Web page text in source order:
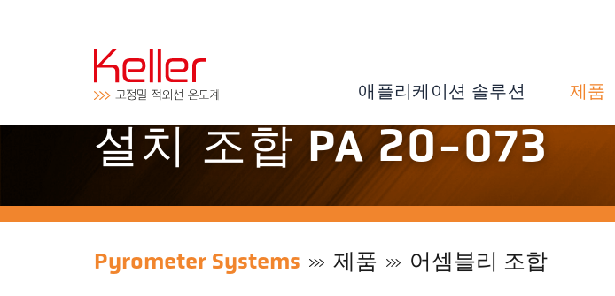
애플리케이션 솔루션 제품
설치 조합 PA 20-073
Pyrometer Systems 제품 어셈블리 조합